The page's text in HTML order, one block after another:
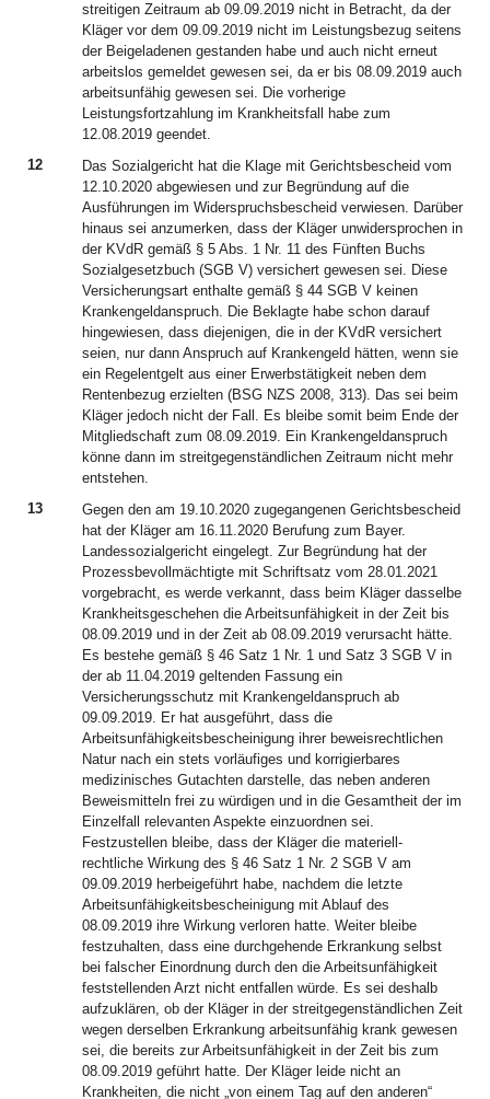
streitigen Zeitraum ab 09.09.2019 nicht in Betracht, da der
Kläger vor dem 09.09.2019 nicht im Leistungsbezug seitens
der Beigeladenen gestanden habe und auch nicht erneut
arbeitslos gemeldet gewesen sei, da er bis 08.09.2019 auch
arbeitsunfähig gewesen sei. Die vorherige
Leistungsfortzahlung im Krankheitsfall habe zum
12.08.2019 geendet.
12
Das Sozialgericht hat die Klage mit Gerichtsbescheid vom
12.10.2020 abgewiesen und zur Begründung auf die
Ausführungen im Widerspruchsbescheid verwiesen. Darüber
hinaus sei anzumerken, dass der Kläger unwidersprochen in
der KVdR gemäß § 5 Abs. 1 Nr. 11 des Fünften Buchs
Sozialgesetzbuch (SGB V) versichert gewesen sei. Diese
Versicherungsart enthalte gemäß § 44 SGB V keinen
Krankengeldanspruch. Die Beklagte habe schon darauf
hingewiesen, dass diejenigen, die in der KVdR versichert
seien, nur dann Anspruch auf Krankengeld hätten, wenn sie
ein Regelentgelt aus einer Erwerbstätigkeit neben dem
Rentenbezug erzielten (BSG NZS 2008, 313). Das sei beim
Kläger jedoch nicht der Fall. Es bleibe somit beim Ende der
Mitgliedschaft zum 08.09.2019. Ein Krankengeldanspruch
könne dann im streitgegenständlichen Zeitraum nicht mehr
entstehen.
13
Gegen den am 19.10.2020 zugegangenen Gerichtsbescheid
hat der Kläger am 16.11.2020 Berufung zum Bayer.
Landessozialgericht eingelegt. Zur Begründung hat der
Prozessbevollmächtigte mit Schriftsatz vom 28.01.2021
vorgebracht, es werde verkannt, dass beim Kläger dasselbe
Krankheitsgeschehen die Arbeitsunfähigkeit in der Zeit bis
08.09.2019 und in der Zeit ab 08.09.2019 verursacht hätte.
Es bestehe gemäß § 46 Satz 1 Nr. 1 und Satz 3 SGB V in
der ab 11.04.2019 geltenden Fassung ein
Versicherungsschutz mit Krankengeldanspruch ab
09.09.2019. Er hat ausgeführt, dass die
Arbeitsunfähigkeitsbescheinigung ihrer beweisrechtlichen
Natur nach ein stets vorläufiges und korrigierbares
medizinisches Gutachten darstelle, das neben anderen
Beweismitteln frei zu würdigen und in die Gesamtheit der im
Einzelfall relevanten Aspekte einzuordnen sei.
Festzustellen bleibe, dass der Kläger die materiell-
rechtliche Wirkung des § 46 Satz 1 Nr. 2 SGB V am
09.09.2019 herbeigeführt habe, nachdem die letzte
Arbeitsunfähigkeitsbescheinigung mit Ablauf des
08.09.2019 ihre Wirkung verloren hatte. Weiter bleibe
festzuhalten, dass eine durchgehende Erkrankung selbst
bei falscher Einordnung durch den die Arbeitsunfähigkeit
feststellenden Arzt nicht entfallen würde. Es sei deshalb
aufzuklären, ob der Kläger in der streitgegenständlichen Zeit
wegen derselben Erkrankung arbeitsunfähig krank gewesen
sei, die bereits zur Arbeitsunfähigkeit in der Zeit bis zum
08.09.2019 geführt hatte. Der Kläger leide nicht an
Krankheiten, die nicht „von einem Tag auf den anderen“